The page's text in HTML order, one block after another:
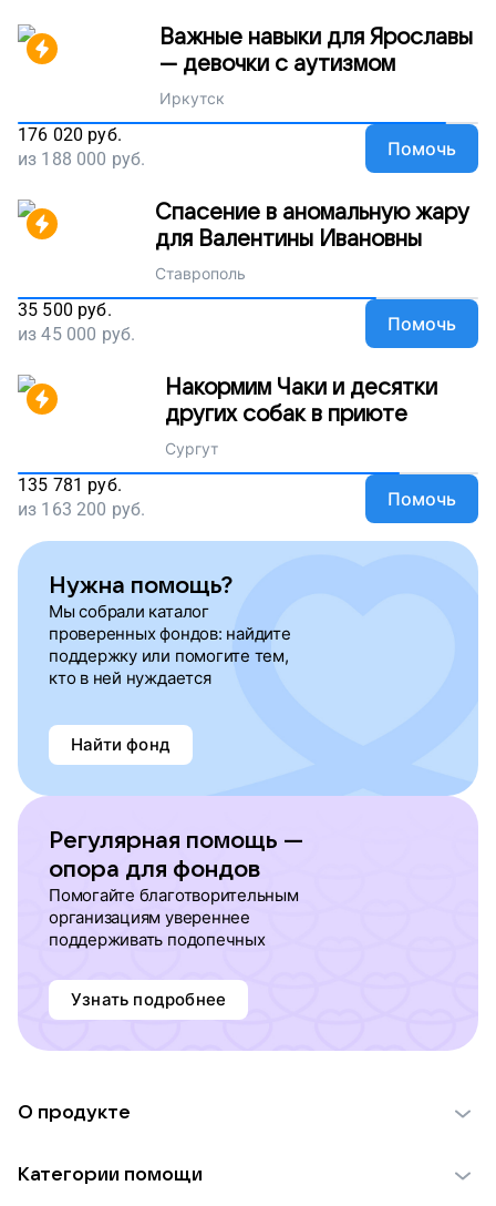
Важные навыки для Ярославы
— девочки с аутизмом
Иркутск
176 020 руб.
из 188 000 руб. Помочь
Спасение в аномальную жару
для Валентины Ивановны
Ставрополь
35 500 руб.
из45 000 руб. Помочь
Накормим Чаки и десятки
других собак в приюте
Сургут
135 781 руб.
из 163 200 руб. Помочь
Нужна помощь?
Мы собрали каталог
проверенных фондов: найдите
поддержку или помогите тем,
кто в ней нуждается
Найти фонд
Регулярная помощь —
опора для фондов
Помогайте благотворительным
организациям увереннее
поддерживать подопечных
Узнать подробнее
О продукте
Категории помощи